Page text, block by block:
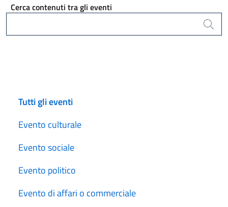
Cerca contenuti tra gli eventi
Cerca
Tutti gli eventi
Evento culturale
Evento sociale
Evento politico
Evento di affari o commerciale